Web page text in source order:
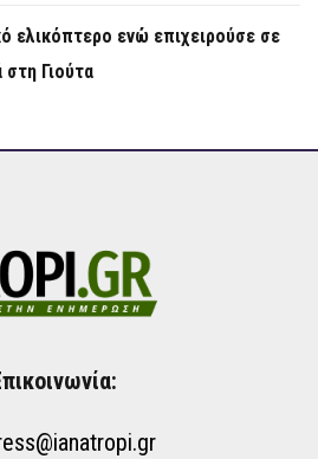
ελικόπτερο ενώ επιχειρούσε σε
στη Γιούτα